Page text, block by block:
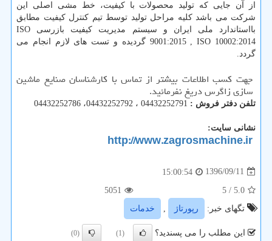
از آن جایی که تولید محصولات با کیفیت، خط مشی اصلی این
شرکت می باشد کلیه مراحل تولید توسط تیم کنترل کیفیت مطابق
بااستاندارد ملی ایران و سیستم مدیریت کیفیت بازرسی ISO
9001:2015 , ISO 10002:2014 گردیده و تست های لازم انجام می
گردد.
جهت کسب اطلاعات بیشتر از تماس با کارشناسان صنایع ماشین
سازی زاگرس دریغ نفرمائید.
تلفن دفتر فروش :
نشانی سایت:
http://www.zagrosmachine.ir
1396/09/11
15:00:54
5.0
/ 5
5051
تگهای خبر:
رپورتاژ خدمات
این مطلب را می پسندید؟ (1)
(0)